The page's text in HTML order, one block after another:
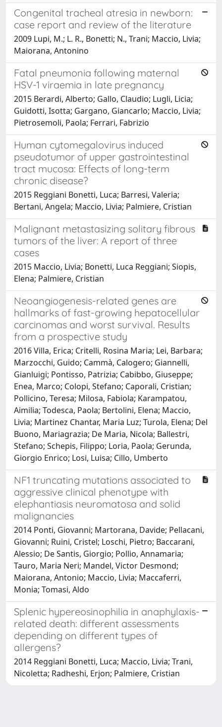
Congenital tracheal atresia in newborn:
case report and review of the literature
2009 Lupi, M.; L. R., Bonetti; N., Trani; Maccio, Livia;
Maiorana, Antonino
Fatal pneumonia following maternal
HSV-1 viraemia in late pregnancy
2015 Berardi, Alberto; Gallo, Claudio; Lugli, Licia;
Guidotti, Isotta; Gargano, Giancarlo; Maccio, Livia;
Pietrosemoli, Paola; Ferrari, Fabrizio
Human cytomegalovirus induced
pseudotumor of upper gastrointestinal
tract mucosa: Effects of long-term
chronic disease?
2015 Reggiani Bonetti, Luca; Barresi, Valeria;
Bertani, Angela; Maccio, Livia; Palmiere, Cristian
Malignant metastasizing solitary fibrous
tumors of the liver: A report of three
cases
2015 Maccio, Livia; Bonetti, Luca Reggiani; Siopis,
Elena; Palmiere, Cristian
Neoangiogenesis-related genes are
hallmarks of fast-growing hepatocellular
carcinomas and worst survival. Results
from a prospective study
2016 Villa, Erica; Critelli, Rosina Maria; Lei, Barbara;
Marzocchi, Guido; Cammà, Calogero; Giannelli,
Gianluigi; Pontisso, Patrizia; Cabibbo, Giuseppe;
Enea, Marco; Colopi, Stefano; Caporali, Cristian;
Pollicino, Teresa; Milosa, Fabiola; Karampatou,
Aimilia; Todesca, Paola; Bertolini, Elena; Maccio,
Livia; Martinez Chantar, Maria Luz; Turola, Elena; Del
Buono, Mariagrazia; De Maria, Nicola; Ballestri,
Stefano; Schepis, Filippo; Loria, Paola; Gerunda,
Giorgio Enrico; Losi, Luisa; Cillo, Umberto
NF1 truncating mutations associated to
aggressive clinical phenotype with
elephantiasis neuromatosa and solid
malignancies
2014 Ponti, Giovanni; Martorana, Davide; Pellacani,
Giovanni; Ruini, Cristel; Loschi, Pietro; Baccarani,
Alessio; De Santis, Giorgio; Pollio, Annamaria;
Tauro, Maria Neri; Mandel, Victor Desmond;
Maiorana, Antonio; Maccio, Livia; Maccaferri,
Monia; Tomasi, Aldo
Splenic hypereosinophilia in anaphylaxis-
related death: different assessments
depending on different types of
allergens?
2014 Reggiani Bonetti, Luca; Maccio, Livia; Trani,
Nicoletta; Radheshi, Erjon; Palmiere, Cristian